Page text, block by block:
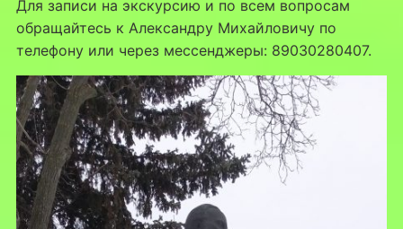
Для записи на экскурсию и по всем вопросам
обращайтесь к Александру Михайловичу по
телефону или через мессенджеры: 89030280407.